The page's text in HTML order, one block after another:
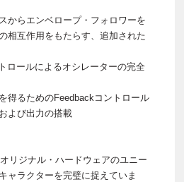
からエンベロープ・フォロワーを
相互作用をもたらす、追加された
ロールによるオシレーターの完全
得るためのFeedbackコントロール
よび出力の搭載
リジナル・ハードウェアのユニー
ャラクターを完璧に捉えていま